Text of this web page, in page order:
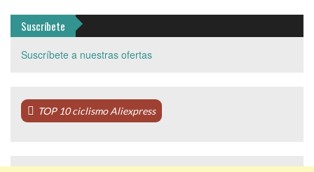
Suscríbete
Suscríbete a nuestras ofertas
TOP 10 ciclismo Aliexpress